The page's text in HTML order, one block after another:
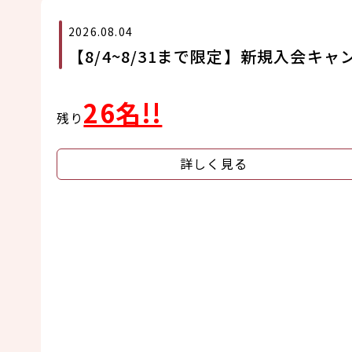
2026.08.04
【8/4~8/31まで限定】新規入会キャ
残り 26名!!
詳しく見る